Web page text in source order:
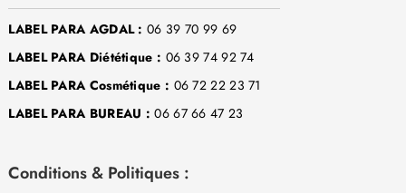
LABEL PARA AGDAL : 06 39 70 99 69
LABEL PARA Diététique : 06 39 74 92 74
LABEL PARA Cosmétique : 06 72 22 23 71
LABEL PARA BUREAU : 06 67 66 47 23
Conditions & Politiques :